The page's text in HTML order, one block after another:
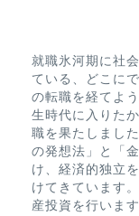
就職氷河期に社
ている、どこに
の転職を経てよ
生時代に入りた
職を果たしまし
の発想法」と「
け、経済的独立
けてきています
産投資を行いま